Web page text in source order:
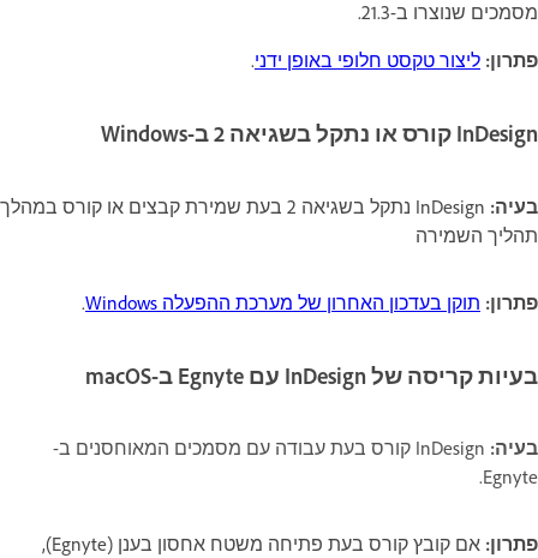
מסמכים שנוצרו ב-21.3.
פתרון: ליצור טקסט חלופי באופן ידני.
בעיה:
InDesign נתקל בשגיאה 2 בעת שמירת קבצים או קורס במהלך
תהליך השמירה
פתרון: תוקן בעדכון האחרון של מערכת ההפעלה Windows .
בעיות קריסה של InDesign עם Egnyte ב-macOS
בעיה:
‏InDesign קורס בעת עבודה עם מסמכים המאוחסנים ב-
Egnyte.
פתרון:
אם קובץ קורס בעת פתיחה משטח אחסון בענן (Egnyte),